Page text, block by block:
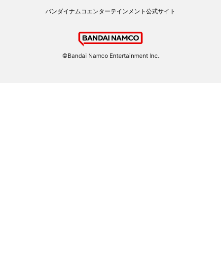
バンダイナムコエンターテインメント公式サイト
©Bandai Namco Entertainment Inc.